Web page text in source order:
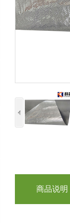
商品说明